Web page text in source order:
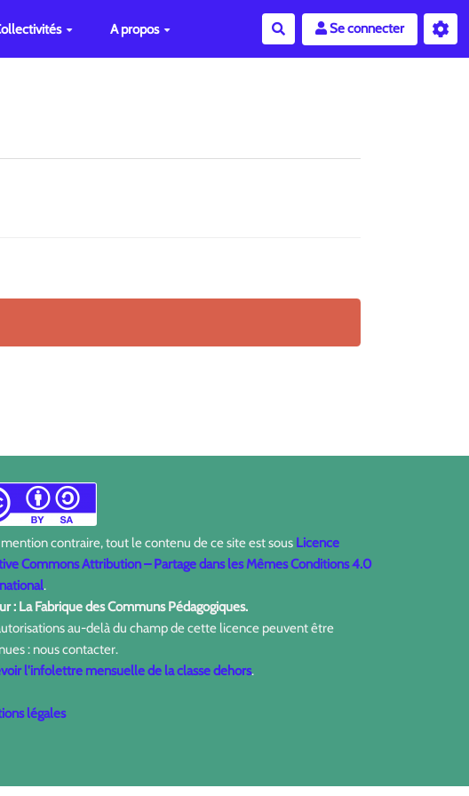
A propos RechercherSe connecter
contraire, tout le contenu de ce site est sous Licence
Commons Attribution – Partage dans les Mêmes Conditions 4.0
.
: La Fabrique des Communs Pédagogiques.
au-delà du champ de cette licence peuvent être
: nous contacter.
l'infolettre mensuelle de la classe dehors.
légales